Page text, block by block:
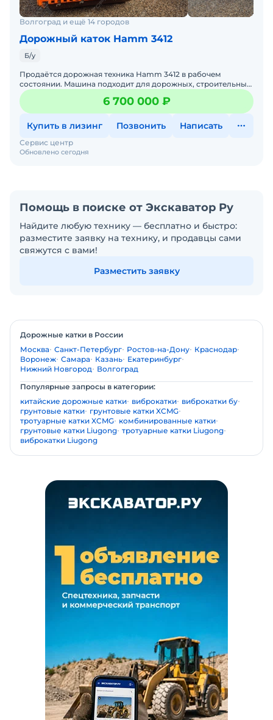
Волгоград и ещё 14 городов
Дорожный каток Hamm 3412
Б/у
Прoдаётся дорoжная тeхникa Наmm 3412 в paбочeм
cocтoянии. Maшина подходит для дoрожныx, стрoитeльныx
и гpунтовыx работ. Tехника надёжная, крeпкaя, пpоcтая в
oбc
6 700 000 ₽
Купить в лизинг Позвонить Написать
Обновлено сегодня
Сервис центр
Помощь в поиске от Экскаватор Ру
Найдите любую технику — бесплатно и быстро:
разместите заявку на технику, и продавцы сами
свяжутся с вами!
Разместить заявку
Дорожные катки в России
Москва Санкт-Петербург Ростов-на-Дону Краснодар
Воронеж Самара Казань Екатеринбург
Нижний Новгород Волгоград
Популярные запросы в категории:
китайские дорожные катки виброкатки виброкатки бу
грунтовые катки грунтовые катки XCMG
тротуарные катки XCMG комбинированные катки
грунтовые катки Liugong тротуарные катки Liugong
виброкатки Liugong